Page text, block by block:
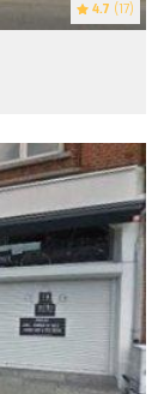
4.7 (17)